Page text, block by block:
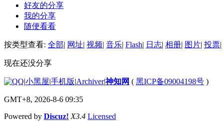
好友的分享
我的分享
随便看看
按类型查看: 全部| 网址| 视频| 音乐| Flash| 日志| 相册| 图片| 投票|
现在还没分享
|小黑屋|手机版|Archiver|神知网 ( 黑ICP备09004198号 )
GMT+8, 2026-8-6 09:35
Powered by Discuz! X3.4 Licensed